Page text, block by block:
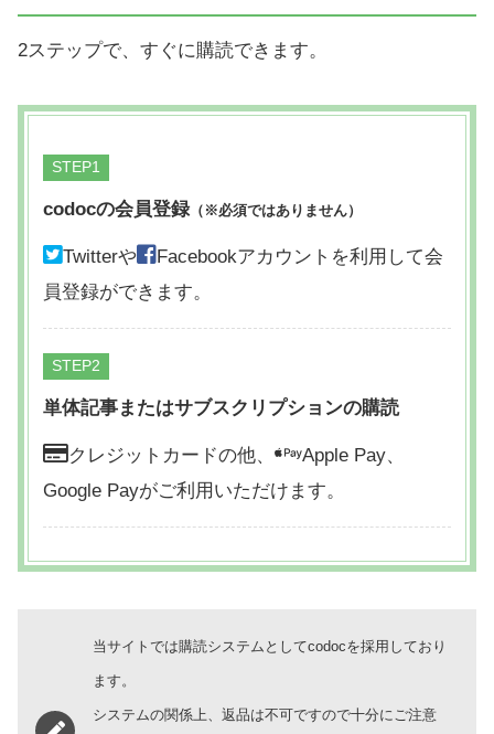
2ステップで、すぐに購読できます。
STEP
codocの会員登録（※必須ではありません）
Twitterや
Facebookアカウントを利用して会
員登録ができます。
STEP
単体記事またはサブスクリプションの購読
クレジットカードの他、
Apple Pay、
Google Payがご利用いただけます。
当サイトでは購読システムとしてcodocを採用しており
ます。
システムの関係上、返品は不可ですので十分にご注意